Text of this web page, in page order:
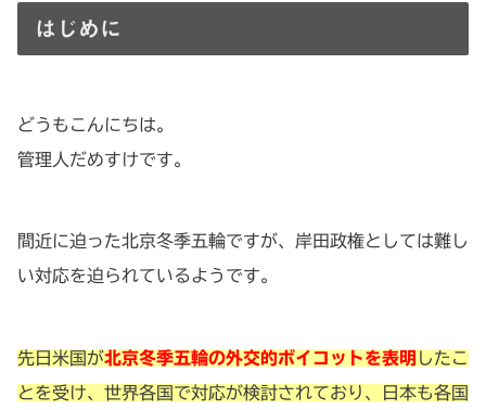
はじめに
どうもこんにちは。
管理人だめすけです。
間近に迫った北京冬季五輪ですが、岸田政権としては難し
い対応を迫られているようです。
先日米国が北京冬季五輪の外交的ボイコットを表明 したこ
とを受け、世界各国で対応が検討されており、日本も各国